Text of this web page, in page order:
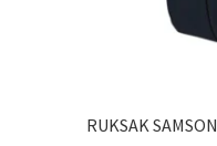
RUKSAK